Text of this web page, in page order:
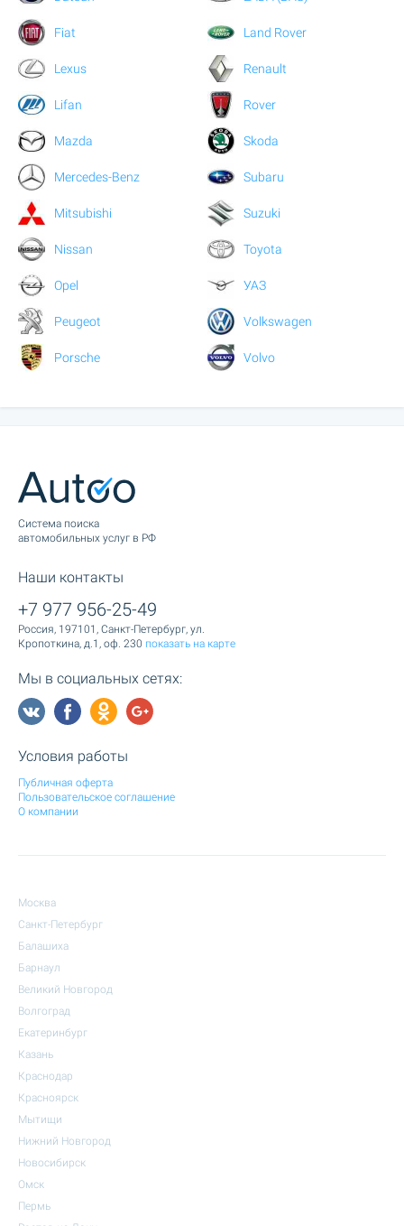
Fiat Land Rover
Lexus
Lifan
Mazda
Mercedes-Benz
Mitsubishi
Nissan
Opel
Peugeot
Porsche
Renault
Rover
Skoda
Subaru
Suzuki
Toyota
УАЗ
Volkswagen
Volvo
Cистема поиска
автомобильных услуг в РФ
Наши контакты
+7 977 956-25-49
Россия, 197101, Санкт-Петербург, ул.
Кропоткина, д.1, оф. 230 показать на карте
Мы в социальных сетях:
Условия работы
Публичная оферта
Пользовательское соглашение
О компании
Москва
Санкт-Петербург
Балашиха
Барнаул
Великий Новгород
Волгоград
Екатеринбург
Казань
Краснодар
Красноярск
Мытищи
Нижний Новгород
Новосибирск
Омск
Пермь